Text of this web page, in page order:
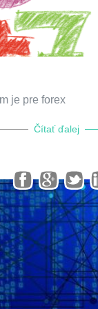
je pre forex
Čítať ďalej